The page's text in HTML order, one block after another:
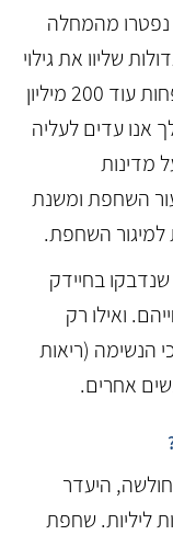
מהמחלה
שליוו את גילוי
החיידק, מתו משחפת מאז ועד היום לפחות עוד 200 מיליון
עולם. משנות ה-80 ואילך אנו עדים לעליה
מדינות
השחפת ומשנת
מהאנשים שנדבקו בחיידק
ואילו רק
הנשימה (ריאות
אחרים.
היעדר
ליליות. שחפת